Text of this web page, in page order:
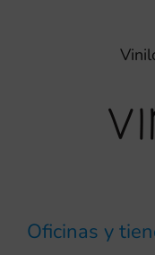
Oficinas y